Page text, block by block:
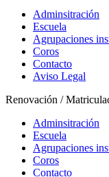
Adminsitración
Escuela
Agrupaciones
Coros
Contacto
Aviso Legal
Renovación /
Adminsitración
Escuela
Agrupaciones
Coros
Contacto